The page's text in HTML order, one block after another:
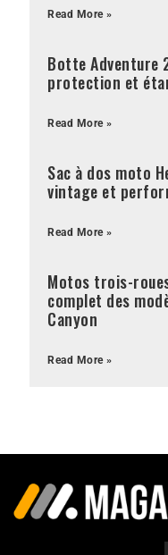
Read More »
Botte Adventure
protection et
Read More »
Sac à dos moto
vintage et
Read More »
Motos trois-
complet des
Canyon
Read More »